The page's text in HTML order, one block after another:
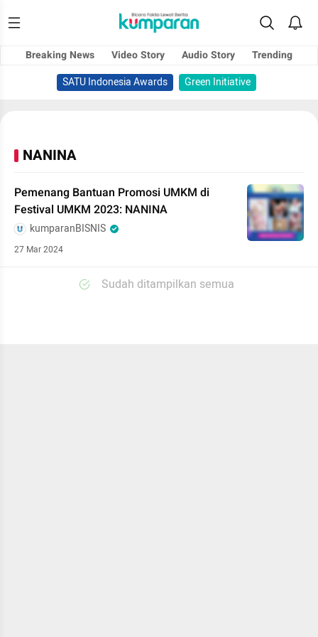
Breaking News Video Story Audio Story
Trending
SATU Indonesia Awards
Green Initiative
NANINA
Pemenang Bantuan Promosi UMKM di
Festival UMKM 2023: NANINA
kumparanBISNIS
27 Mar 2024
Sudah ditampilkan semua